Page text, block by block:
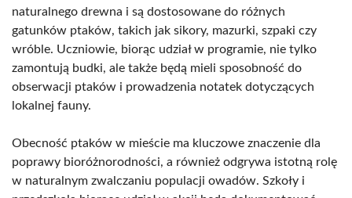
naturalnego drewna i są dostosowane do różnych
gatunków ptaków, takich jak sikory, mazurki, szpaki czy
wróble. Uczniowie, biorąc udział w programie, nie tylko
zamontują budki, ale także będą mieli sposobność do
obserwacji ptaków i prowadzenia notatek dotyczących
lokalnej fauny.
Obecność ptaków w mieście ma kluczowe znaczenie dla
poprawy bioróżnorodności, a również odgrywa istotną rolę
w naturalnym zwalczaniu populacji owadów. Szkoły i